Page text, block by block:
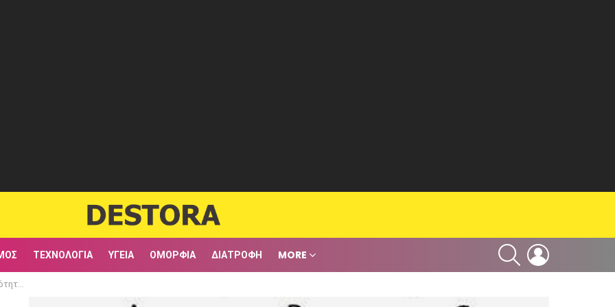
ΤΕΧΝΟΛΟΓΊΑ ΥΓΕΊΑ ΟΜΟΡΦΙΆ ΔΙΑΤΡΟΦΉ MORE
SEARCH